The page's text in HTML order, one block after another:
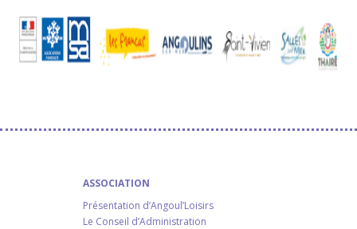
ASSOCIATION
Présentation d’Angoul’Loisirs
Le Conseil d’Administration